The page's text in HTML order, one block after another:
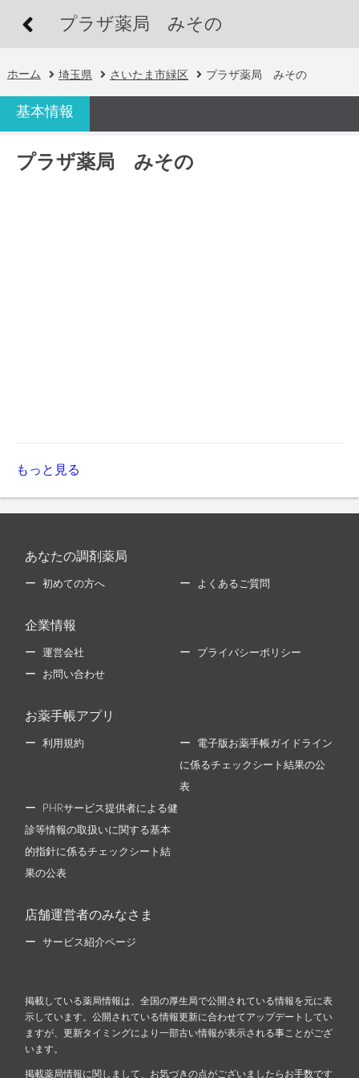
プラザ薬局 みその
ホーム 埼玉県 さいたま市緑区 プラザ薬局 みその
基本情報
プラザ薬局 みその
もっと見る
あなたの調剤薬局
初めての方へ よくあるご質問
企業情報
運営会社 プライバシーポリシー
お問い合わせ
お薬手帳アプリ
利用規約 電子版お薬手帳ガイドライン
に係るチェックシート結果の公
表
PHRサービス提供者による健
診等情報の取扱いに関する基本
的指針に係るチェックシート結
果の公表
店舗運営者のみなさま
サービス紹介ページ
掲載している薬局情報は、全国の厚生局で公開されている情報を元に表
示しています。公開されている情報更新に合わせてアップデートしてい
ますが、更新タイミングにより一部古い情報が表示される事ことがござ
います。
掲載薬局情報に関しまして、お気づきの点がございましたらお手数です